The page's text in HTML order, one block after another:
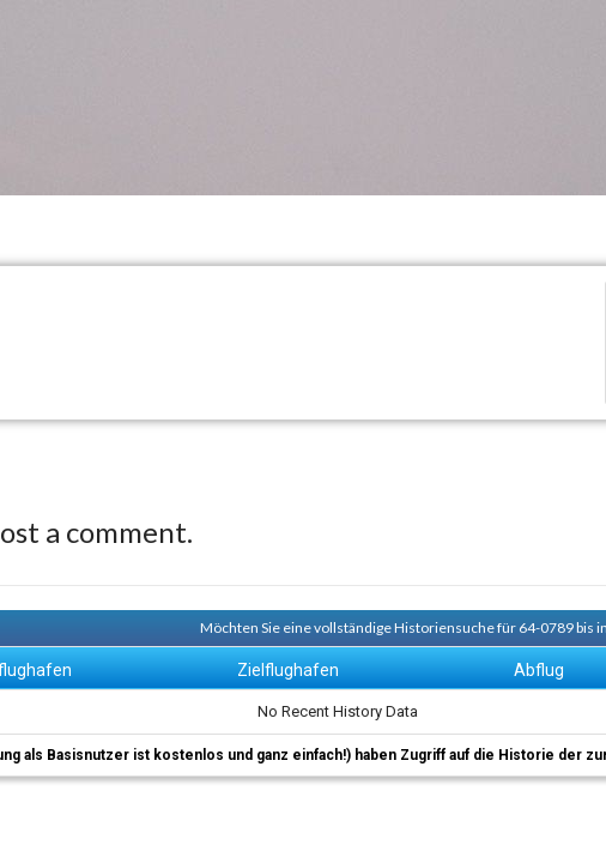
a comment.
Möchten Sie eine vollständige Historiensuche für 64-0789 bis
Zielflughafen Abflug
No Recent History Data
als Basisnutzer ist kostenlos und ganz einfach!) haben Zugriff auf die Historie der